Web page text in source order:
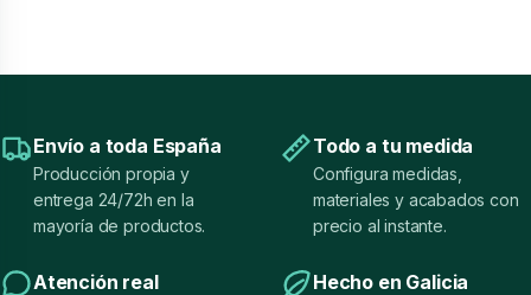
Envío a toda España
Producción propia y
entrega 24/72h en la
mayoría de productos.
Todo a tu medida
Configura medidas,
materiales y acabados con
precio al instante.
Atención real Hecho en Galicia